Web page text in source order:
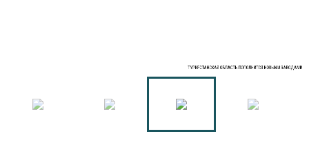
ТУРКЕСТАНСКАЯ ОБЛАСТЬ ПОПОЛНИТСЯ НОВЫМИ ЗАВОДАМИ